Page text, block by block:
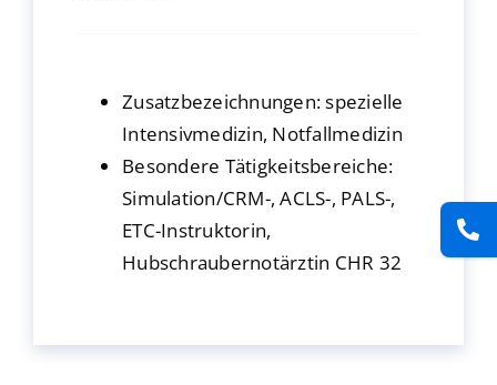
Zusatzbezeichnungen: spezielle
Intensivmedizin, Notfallmedizin
Besondere Tätigkeitsbereiche:
Simulation/CRM-, ACLS-, PALS-,
ETC-Instruktorin,
Hubschraubernotärztin CHR 32